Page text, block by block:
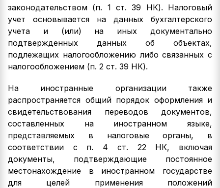
законодательством (п. 1 ст. 39 НК). Налоговый
учет основывается на данных бухгалтерского
учета и (или) на иных документально
подтвержденных данных об объектах,
подлежащих налогообложению либо связанных с
налогообложением (п. 2 ст. 39 НК).
На иностранные организации также
распространяется общий порядок оформления и
свидетельствования переводов документов,
составленных на иностранном языке,
представляемых в налоговые органы, в
соответствии с п. 4 ст. 22 НК, включая
документы, подтверждающие постоянное
местонахождение в иностранном государстве
для целей применения положений